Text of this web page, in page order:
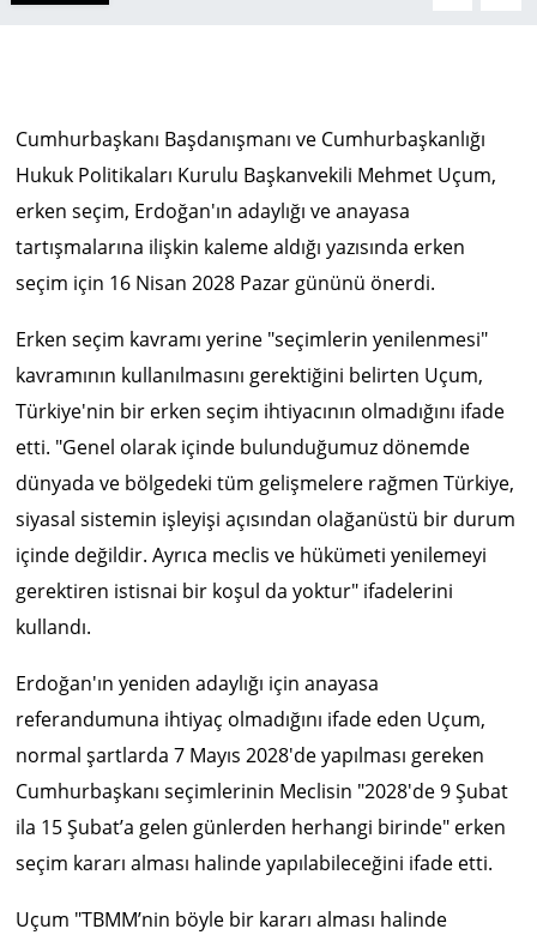
Cumhurbaşkanı Başdanışmanı ve Cumhurbaşkanlığı
Hukuk Politikaları Kurulu Başkanvekili Mehmet Uçum,
erken seçim, Erdoğan'ın adaylığı ve anayasa
tartışmalarına ilişkin kaleme aldığı yazısında erken
seçim için 16 Nisan 2028 Pazar gününü önerdi.
Erken seçim kavramı yerine "seçimlerin yenilenmesi"
kavramının kullanılmasını gerektiğini belirten Uçum,
Türkiye'nin bir erken seçim ihtiyacının olmadığını ifade
etti. "Genel olarak içinde bulunduğumuz dönemde
dünyada ve bölgedeki tüm gelişmelere rağmen Türkiye,
siyasal sistemin işleyişi açısından olağanüstü bir durum
içinde değildir. Ayrıca meclis ve hükümeti yenilemeyi
gerektiren istisnai bir koşul da yoktur" ifadelerini
kullandı.
Erdoğan'ın yeniden adaylığı için anayasa
referandumuna ihtiyaç olmadığını ifade eden Uçum,
normal şartlarda 7 Mayıs 2028'de yapılması gereken
Cumhurbaşkanı seçimlerinin Meclisin "2028'de 9 Şubat
ila 15 Şubat’a gelen günlerden herhangi birinde" erken
seçim kararı alması halinde yapılabileceğini ifade etti.
Uçum "TBMM’nin böyle bir kararı alması halinde